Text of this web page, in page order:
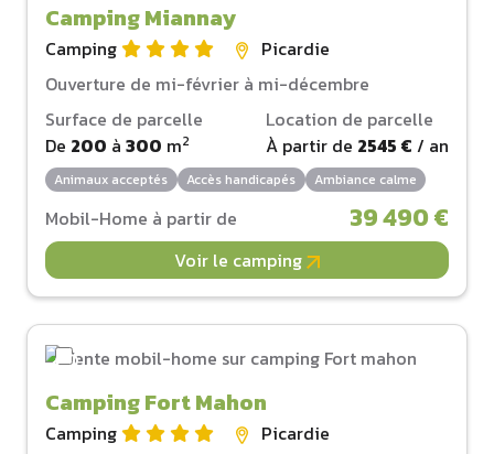
Camping Miannay
Camping
Picardie
Ouverture de mi-février à mi-décembre
Surface de parcelle
De 200 à 300 m2
Location de parcelle
À partir de 2545 € / an
Animaux acceptés Accès handicapés Ambiance calme
Mobil-Home à partir de 39 490 €
Voir le camping
Camping Fort Mahon
Camping
Picardie